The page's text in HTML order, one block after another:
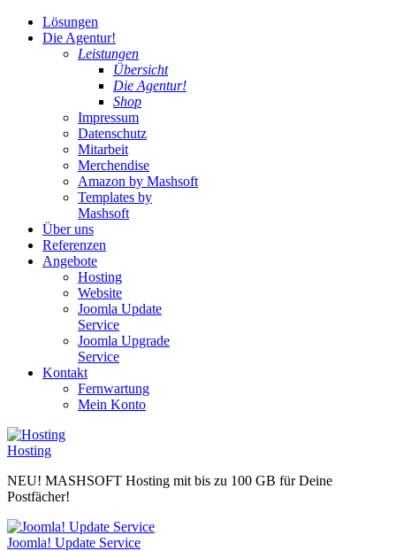
Lösungen
Die Agentur!
Leistungen
Übersicht
Die Agentur!
Shop
Impressum
Datenschutz
Mitarbeit
Merchendise
Amazon by Mashsoft
Templates by
Mashsoft
Über uns
Referenzen
Angebote
Hosting
Website
Joomla Update
Service
Joomla Upgrade
Service
Kontakt
Fernwartung
Mein Konto
Hosting
NEU! MASHSOFT Hosting mit bis zu 100 GB für Deine
Postfächer!
Joomla! Update Service